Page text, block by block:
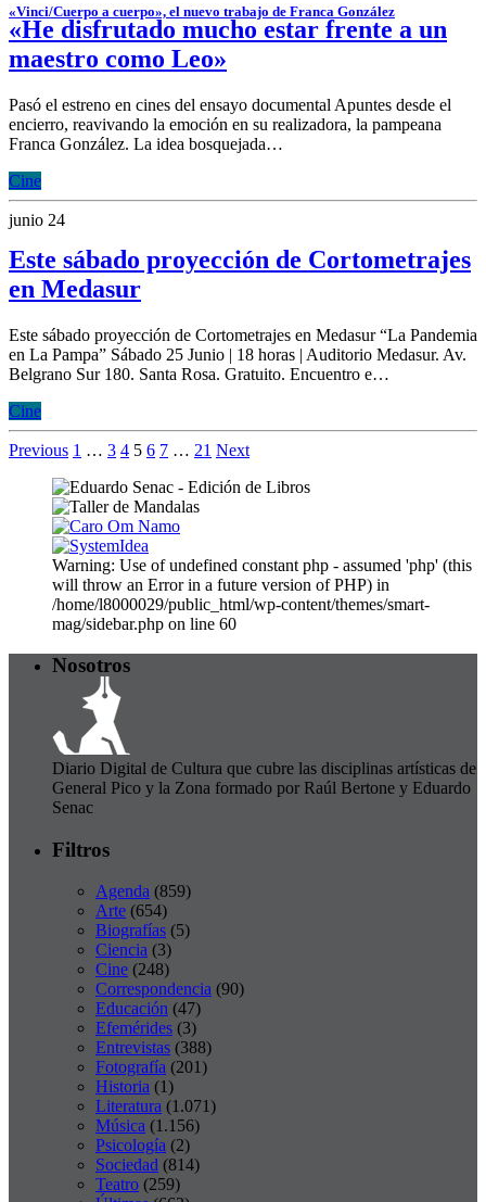
«Vinci/Cuerpo a cuerpo», el nuevo trabajo de Franca González
«He disfrutado mucho estar frente a un
maestro como Leo»
Pasó el estreno en cines del ensayo documental Apuntes desde el
encierro, reavivando la emoción en su realizadora, la pampeana
Franca González. La idea bosquejada…
Cine
junio 24
Este sábado proyección de Cortometrajes
en Medasur
​Este sábado proyección de Cortometrajes en Medasur “La Pandemia
en La Pampa” Sábado 25 Junio | 18 horas | Auditorio Medasur. Av.
Belgrano Sur 180. Santa Rosa. Gratuito. Encuentro e…
Cine
Previous 1 … 3 4 5 6 7 … 21 Next
Warning: Use of undefined constant php - assumed 'php' (this
will throw an Error in a future version of PHP) in
/home/l8000029/public_html/wp-content/themes/smart-
mag/sidebar.php on line 60
Nosotros
Diario Digital de Cultura que cubre las disciplinas artísticas de
General Pico y la Zona formado por Raúl Bertone y Eduardo
Senac
Filtros
Agenda (859)
Arte (654)
Biografías (5)
Ciencia (3)
Cine (248)
Correspondencia (90)
Educación (47)
Efemérides (3)
Entrevistas (388)
Fotografía (201)
Historia (1)
Literatura (1.071)
Música (1.156)
Psicología (2)
Sociedad (814)
Teatro (259)